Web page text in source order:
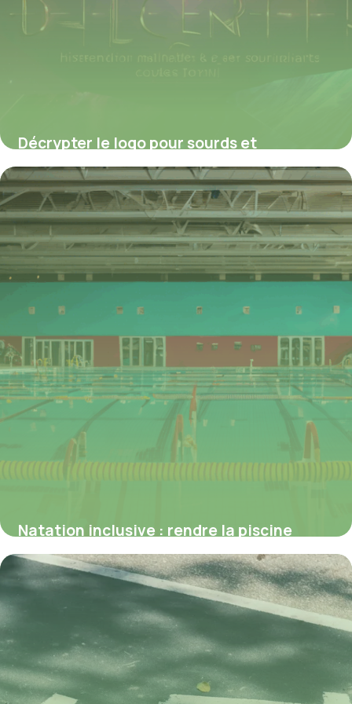
Décrypter le logo pour sourds et
malentendants : histoire, codes et enjeux
d’accessibilité
4 juillet 2025
Natation inclusive : rendre la piscine
accessible à tous les types de handicap
4 juillet 2025